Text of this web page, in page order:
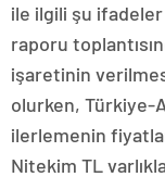
ile ilgili şu ifadeler
raporu
işaretinin
olurken, Türkiye-
ilerlemenin
Nitekim TL